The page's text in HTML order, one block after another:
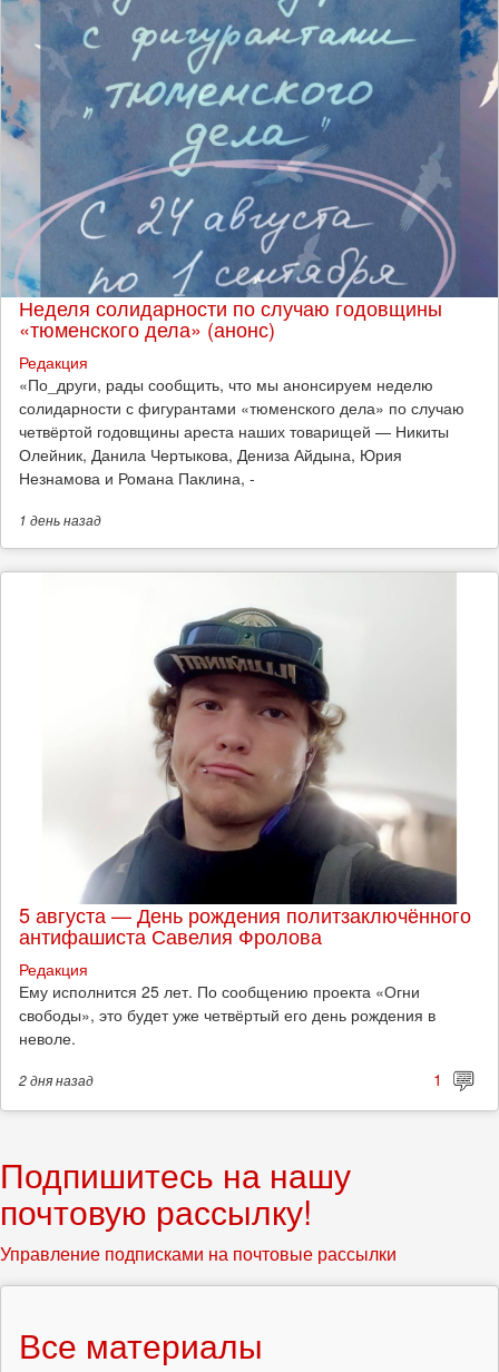
Неделя солидарности по случаю годовщины
«тюменского дела» (анонс)
Редакция
​«По_други, рады сообщить, что мы анонсируем неделю
солидарности с фигурантами «тюменского дела» по случаю
четвёртой годовщины ареста наших товарищей — Никиты
Олейник, Данила Чертыкова, Дениза Айдына, Юрия
Незнамова и Романа Паклина, -
1 деньназад
5 августа — День рождения политзаключённого
антифашиста Савелия Фролова
Редакция
Ему исполнится 25 лет. По сообщению проекта «Огни
свободы», это будет уже четвёртый его день рождения в
неволе.
2 дняназад 1
Подпишитесь на нашу
почтовую рассылку!
Управление подписками на почтовые рассылки
Все материалы